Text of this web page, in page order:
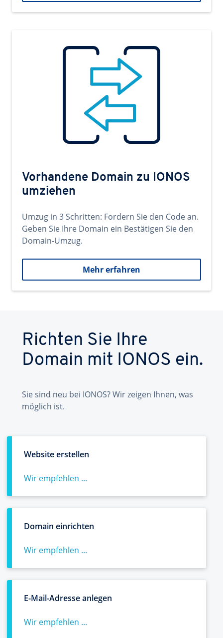
Vorhandene Domain zu IONOS
umziehen
Umzug in 3 Schritten: Fordern Sie den Code an.
Geben Sie Ihre Domain ein Bestätigen Sie den
Domain-Umzug.
Mehr erfahren
Richten Sie Ihre
Domain mit IONOS ein.
Sie sind neu bei IONOS? Wir zeigen Ihnen, was
möglich ist.
Website erstellen
Wir empfehlen ...
Domain einrichten
Wir empfehlen ...
E-Mail-Adresse anlegen
Wir empfehlen ...